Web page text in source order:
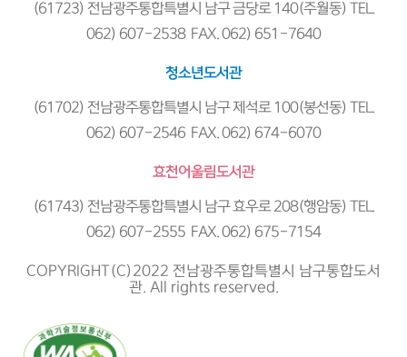
(61723) 전남광주통합특별시 남구 금당로 140(주월동) TEL.
062) 607-2538 FAX. 062) 651-7640
청소년도서관
(61702) 전남광주통합특별시 남구 제석로 100(봉선동) TEL.
062) 607-2546 FAX. 062) 674-6070
효천어울림도서관
(61743) 전남광주통합특별시 남구 효우로 208(행암동) TEL.
062) 607-2555 FAX. 062) 675-7154
COPYRIGHT(C)2022 전남광주통합특별시 남구통합도서
관. All rights reserved.